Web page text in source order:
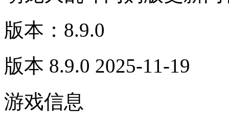
版本：8.9.0
版本 8.9.0 2025-11-19
游戏信息